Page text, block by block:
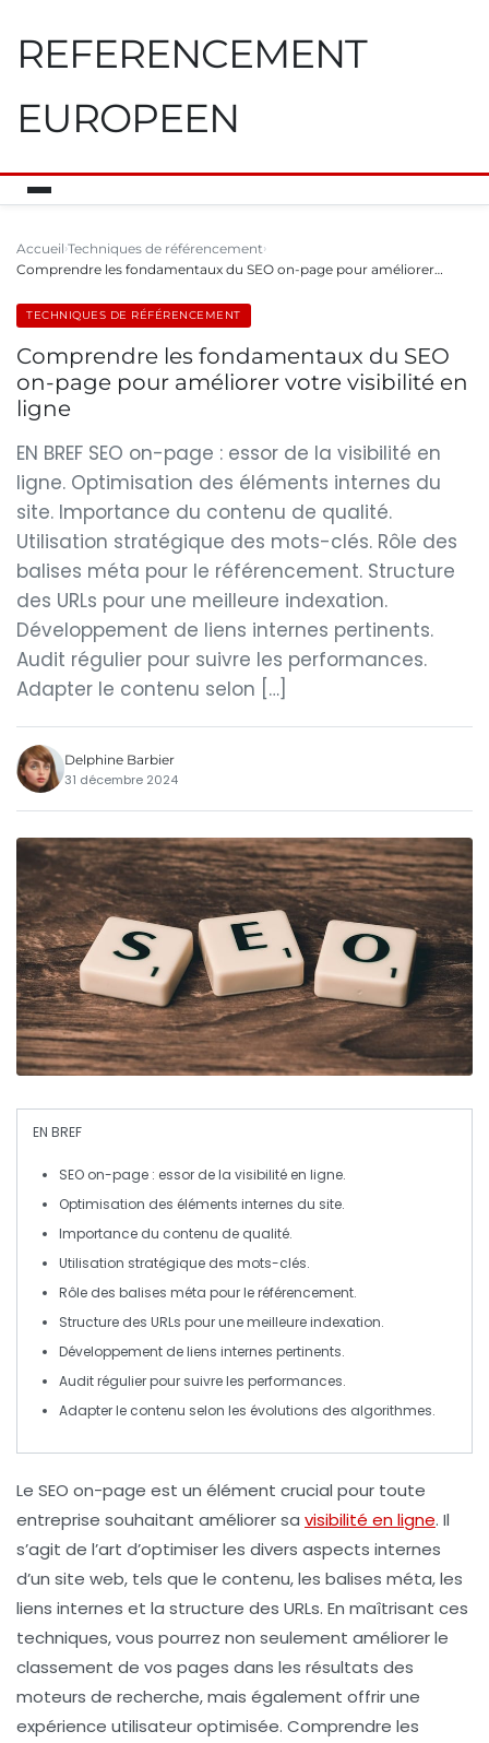
REFERENCEMENT
EUROPEEN
Accueil Techniques de référencement
Comprendre les fondamentaux du SEO on-page pour améliorer…
TECHNIQUES DE RÉFÉRENCEMENT
Comprendre les fondamentaux du SEO
on-page pour améliorer votre visibilité en
ligne
EN BREF SEO on-page : essor de la visibilité en
ligne. Optimisation des éléments internes du
site. Importance du contenu de qualité.
Utilisation stratégique des mots-clés. Rôle des
balises méta pour le référencement. Structure
des URLs pour une meilleure indexation.
Développement de liens internes pertinents.
Audit régulier pour suivre les performances.
Adapter le contenu selon […]
Delphine Barbier
31 décembre 2024
EN BREF
SEO on-page : essor de la visibilité en ligne.
Optimisation des éléments internes du site.
Importance du contenu de qualité.
Utilisation stratégique des mots-clés.
Rôle des balises méta pour le référencement.
Structure des URLs pour une meilleure indexation.
Développement deliens internes pertinents.
Audit régulier pour suivre les performances.
Adapter le contenu selon les évolutions des algorithmes.
Le SEO on-page est un élément crucial pour toute
entreprise souhaitant améliorer sa visibilité en ligne. Il
s’agit de l’art d’optimiser les divers aspects internes
d’un site web, tels que le contenu, les balises méta, les
liens internes et la structure des URLs. En maîtrisant ces
techniques, vous pourrez non seulement améliorer le
classement de vos pages dans les résultats des
moteurs de recherche, mais également offrir une
expérience utilisateur optimisée. Comprendre les